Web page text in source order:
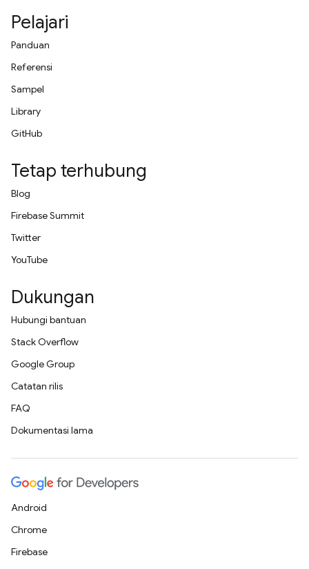
Pelajari
Panduan
Referensi
Sampel
Library
GitHub
Tetap terhubung
Blog
Firebase Summit
Twitter
YouTube
Dukungan
Hubungi bantuan
Stack Overflow
Google Group
Catatan rilis
FAQ
Dokumentasi lama
Android
Chrome
Firebase